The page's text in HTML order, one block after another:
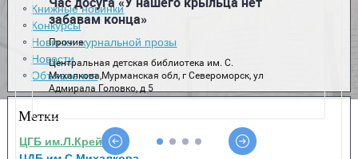
Книжные новинки
Конкурсы
Новинки журнальной прозы
Новости
Объявления
Метки
ЦГБ им.Л.Крейна